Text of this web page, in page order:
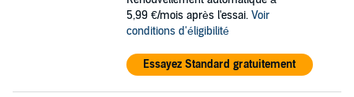
5,99 €/mois après l'essai. Voir
conditions d'éligibilité
Essayez Standard gratuitement